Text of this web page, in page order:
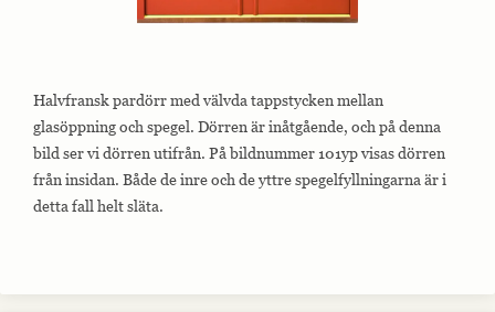
Halvfransk pardörr med välvda tappstycken mellan
glasöppning och spegel. Dörren är inåtgående, och på denna
bild ser vi dörren utifrån. På bildnummer 101yp visas dörren
från insidan. Både de inre och de yttre spegelfyllningarna är i
detta fall helt släta.